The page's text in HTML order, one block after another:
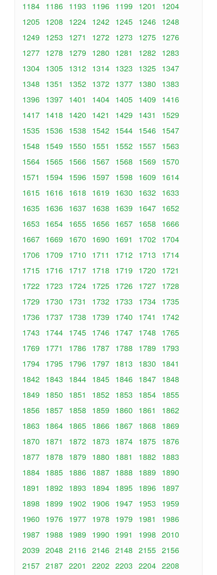
1184 1186 1193 1196 1199 1201
1204
1205 1208 1224 1242 1245 1246 1248
1249
1253 1271 1272 1273 1275 1276
1277 1278 1279 1280 1281 1282 1283
1304 1305 1312 1314 1323 1325 1347
1348
1351 1352 1372 1377 1380
1383
1396 1397 1401 1404 1405 1409
1416
1417 1418 1420 1421 1429 1431
1529
1535 1536 1538 1542 1544 1546 1547
1548
1549 1550 1551 1552 1557 1563
1564 1565 1566 1567 1568 1569
1570
1571
1594 1596 1597 1598 1609
1614
1615 1616 1618 1619 1630 1632 1633
1635 1636 1637 1638 1639 1647 1652
1653
1654 1655 1656 1657 1658
1666
1667 1669 1670 1690 1691 1702 1704
1706 1709 1710 1711 1712 1713
1714
1715 1716 1717 1718 1719 1720
1721
1722 1723 1724 1725 1726 1727 1728
1729
1730 1731 1732 1733 1734 1735
1736 1737 1738 1739 1740 1741
1742
1743
1744 1745 1746 1747 1748
1765
1769
1771 1786 1787 1788 1789
1793
1794 1795 1796 1797 1813 1830
1841
1842 1843 1844 1845 1846 1847 1848
1849
1850 1851 1852 1853 1854 1855
1856 1857 1858 1859 1860 1861
1862
1863
1864 1865 1866 1867 1868
1869
1870
1871 1872 1873 1874 1875 1876
1877 1878 1879 1880 1881 1882 1883
1884 1885 1886 1887 1888 1889
1890
1891
1892 1893 1894 1895 1896 1897
1898
1899 1902 1906 1947 1953
1959
1960
1976 1977 1978 1979 1981
1986
1987 1988 1989 1990 1991 1998 2010
2039 2048 2116 2146 2148 2155 2156
2157 2187 2201 2202 2203 2204 2208